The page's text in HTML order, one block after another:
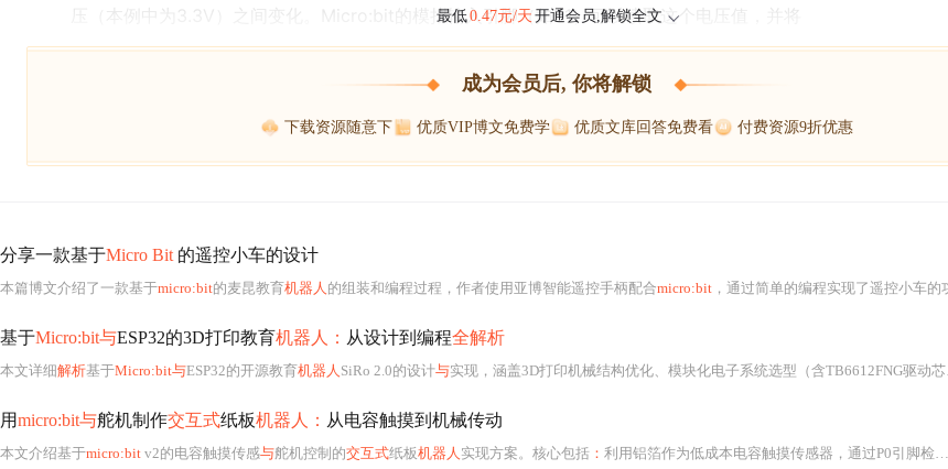
压（本例中为3.3V）之间变化。Micro:bit的模拟输入引脚（如P1）可以读取这个电压值，并将
最低0.47元/天 开通会员,解锁全文
成为会员后, 你将解锁
下载资源随意下 优质VIP博文免费学 优质文库回答免费看 付费资源9折优惠
分享一款基于Micro Bit 的遥控小车的设计
本篇博文介绍了一款基于micro:bit的麦昆教育机器人 的组装和编程过程，作者使用亚博智能遥控手柄配合micro:bit ，通过简单的编程实现了遥控小车的
基于Micro:bit与ESP32的3D打印教育机器人： 从设计到编程全解析
本文详细解析基于Micro:bit与ESP32的开源教育机器人 SiRo 2.0的设计与实现，涵盖3D打印机械结构优化、模块化电子系统选型（含TB6612FNG驱动芯片
用micro:bit与舵机制作交互式纸板机器人： 从电容触摸到机械传动
本文介绍基于micro:bit v2的电容触摸传感与舵机控制的交互式纸板机器人 实现方案。核心包括 ： 利用铝箔作为低成本电容触摸传感器，通过P0引脚检测人体触摸；使用两个9g标准舵机（P